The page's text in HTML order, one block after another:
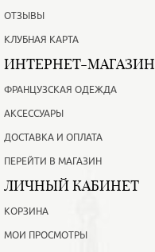
ОТЗЫВЫ
КЛУБНАЯ КАРТА
ИНТЕРНЕТ-МАГАЗИН
ФРАНЦУЗСКАЯ ОДЕЖДА
АКСЕССУАРЫ
ДОСТАВКА И ОПЛАТА
ПЕРЕЙТИ В МАГАЗИН
ЛИЧНЫЙ КАБИНЕТ
КОРЗИНА
МОИ ПРОСМОТРЫ